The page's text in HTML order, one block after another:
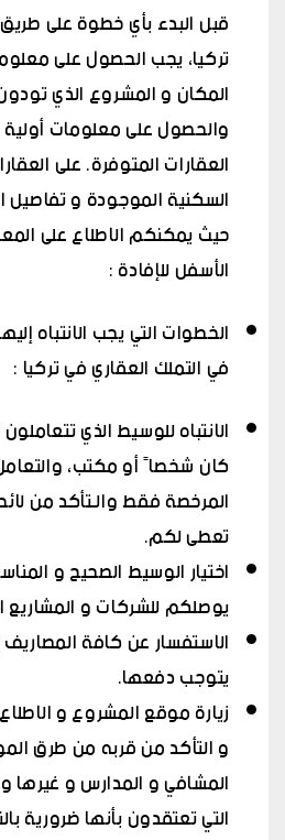
قبل البدء بأي خطوة على
تركيا، يجب الحصول على
المكان و المشروع الذي
والحصول على معلومات
العقارات المتوفرة. على
السكنية الموجودة و
حيث يمكنكم الاطلاع على
الأسفل للإفادة :
الخطوات التي يجب الانتباه
في التملك العقاري في تركيا :
الانتباه للوسيط الذي
كان شخصاً أو مكتب،
المرخصة فقط والـتأكد من
تعطى لكم.
اختيار الوسيط الصحيح و
يوصلكم للشركات و المشاريع
الاستفسار عن كافة المصاريف
يتوجب دفعها.
زيارة موقع المشروع و
و التأكد من قربه من طرق
المشافي و المدارس و غيرها
التي تعتقدون بأنها ضرورية